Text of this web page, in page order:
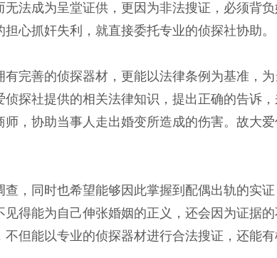
法成为呈堂证供，更因为非法搜证，必须背
心抓奸失利，就直接委托专业的侦探社协助。
完善的侦探器材，更能以法律条例为基准，
探社提供的相关法律知识，提出正确的告诉
，协助当事人走出婚变所造成的伤害。故大
，同时也希望能够因此掌握到配偶出轨的实
得能为自己伸张婚姻的正义，还会因为证据
但能以专业的侦探器材进行合法搜证，还能